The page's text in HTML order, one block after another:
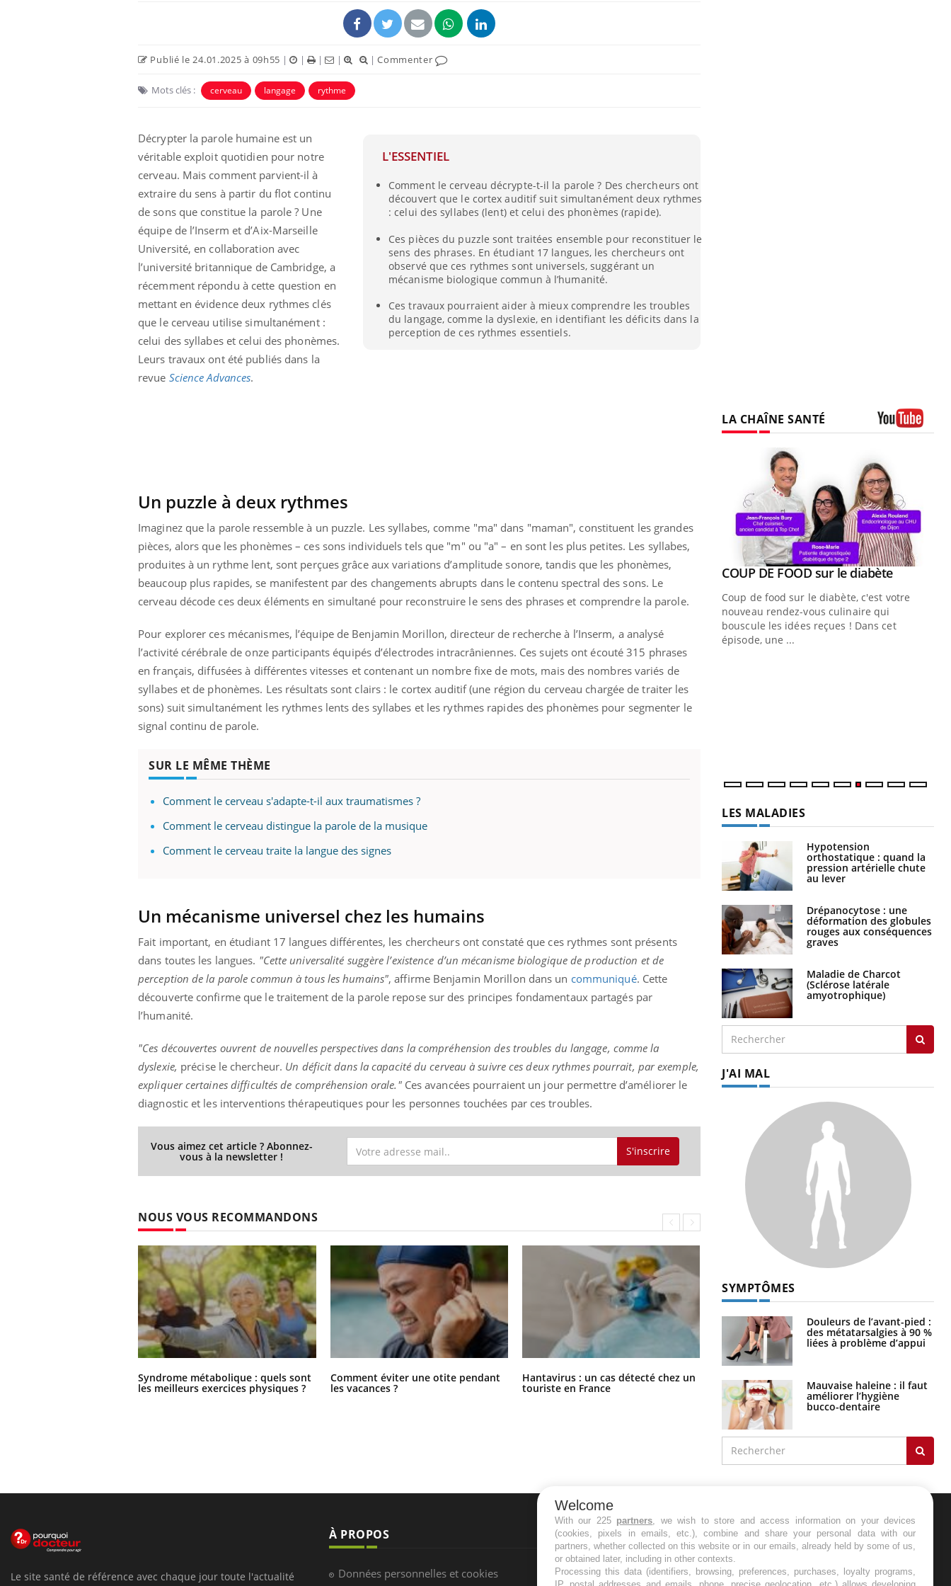
Publié le 24.01.2025 à 09h55 | | | | |Commenter
Mots clés : cerveau langage rythme
L'ESSENTIEL
Comment le cerveau décrypte-t-il la parole ? Des chercheurs ont
découvert que le cortex auditif suit simultanément deux rythmes
: celui des syllabes (lent) et celui des phonèmes (rapide).
Ces pièces du puzzle sont traitées ensemble pour reconstituer le
sens des phrases. En étudiant 17 langues, les chercheurs ont
observé que ces rythmes sont universels, suggérant un
mécanisme biologique commun à l’humanité.
Ces travaux pourraient aider à mieux comprendre les troubles
du langage, comme la dyslexie, en identifiant les déficits dans la
perception de ces rythmes essentiels.
Décrypter la parole humaine est un
véritable exploit quotidien pour notre
cerveau. Mais comment parvient-il à
extraire du sens à partir du flot continu
de sons que constitue la parole ? Une
équipe de l’Inserm et d’Aix-Marseille
Université, en collaboration avec
l’université britannique de Cambridge, a
récemment répondu à cette question en
mettant en évidence deux rythmes clés
que le cerveau utilise simultanément :
celui des syllabes et celui des phonèmes.
Leurs travaux ont été publiés dans la
revue Science Advances.
Un puzzle à deux rythmes
Imaginez que la parole ressemble à un puzzle. Les syllabes, comme "ma" dans "maman", constituent les grandes
pièces, alors que les phonèmes – ces sons individuels tels que "m" ou "a" – en sont les plus petites. Les syllabes,
produites à un rythme lent, sont perçues grâce aux variations d’amplitude sonore, tandis que les phonèmes,
beaucoup plus rapides, se manifestent par des changements abrupts dans le contenu spectral des sons. Le
cerveau décode ces deux éléments en simultané pour reconstruire le sens des phrases et comprendre la parole.
Pour explorer ces mécanismes, l’équipe de Benjamin Morillon, directeur de recherche à l’Inserm, a analysé
l’activité cérébrale de onze participants équipés d’électrodes intracrâniennes. Ces sujets ont écouté 315 phrases
en français, diffusées à différentes vitesses et contenant un nombre fixe de mots, mais des nombres variés de
syllabes et de phonèmes. Les résultats sont clairs : le cortex auditif (une région du cerveau chargée de traiter les
sons) suit simultanément les rythmes lents des syllabes et les rythmes rapides des phonèmes pour segmenter le
signal continu de parole.
SUR LE MÊME THÈME
Comment le cerveau s'adapte-t-il aux traumatismes ?
Comment le cerveau distingue la parole de la musique
Comment le cerveau traite la langue des signes
Un mécanisme universel chez les humains
Fait important, en étudiant 17 langues différentes, les chercheurs ont constaté que ces rythmes sont présents
dans toutes les langues. "Cette universalité suggère l’existence d’un mécanisme biologique de production et de
perception de la parole commun à tous les humains", affirme Benjamin Morillon dans un communiqué. Cette
découverte confirme que le traitement de la parole repose sur des principes fondamentaux partagés par
l’humanité.
"Ces découvertes ouvrent de nouvelles perspectives dans la compréhension des troubles du langage, comme la
dyslexie, précise le chercheur. Un déficit dans la capacité du cerveau à suivre ces deux rythmes pourrait, par exemple,
expliquer certaines difficultés de compréhension orale."Ces avancées pourraient un jour permettre d’améliorer le
diagnostic et les interventions thérapeutiques pour les personnes touchées par ces troubles.
Vous aimez cet article ? Abonnez-
vous à la newsletter ! S'inscrire
NOUS VOUS RECOMMANDONS
Syndrome métabolique : quels sont
les meilleurs exercices physiques ?
Comment éviter une otite pendant
les vacances ?
Hantavirus : un cas détecté chez un
touriste en France s’interroge sur son taux élevé en
France
LA CHAÎNE SANTÉ
Eczéma Chronique des Mains : se
préparer pour l’été !Youtube
soleil, activités en plein air… Nos mains
Youtube
Diabète & Ramadan 2026 Youtube
Le Ramadan approche, et, pour de
nombreuses personnes atteintes de
défis, mais ...
Youtube
Un « jumeau numérique » pour
faciliter l’accès à la médecine
préventiveYoutube
mutualiste innove en matière de bilan de
santé : l'utilisation d'un « jumeau
numérique » permet ...
Youtube
COUP DE FOOD sur le diabèteYoutube
Coup de food sur le diabète, c'est votre
nouveau rendez-vous culinaire qui
bouscule les idées reçues ! Dans cet
épisode, une ...
LES MALADIES
Hypotension
orthostatique : quand la
pression artérielle chute
au lever
Drépanocytose : une
déformation des globules
rouges aux conséquences
graves
Maladie de Charcot
(Sclérose latérale
amyotrophique)
J'AI MAL
SYMPTÔMES
Douleurs de l’avant-pied :
des métatarsalgies à 90 %
liées à problème d’appui
Mauvaise haleine : il faut
améliorer l’hygiène
bucco-dentaire
Le site santé de référence avec chaque jour toute l'actualité
À PROPOS
Données personnelles et cookies
NEWSLETTER
Recevez toutes les semaines les meilleures
infos santé
Welcome
With our 225 partners, we wish to store and access information on your devices
(cookies, pixels in emails, etc.), combine and share your personal data with our
partners, whether collected on this website or in our emails, already held by some of us,
or obtained later, including in other contexts.
Processing this data (identifiers, browsing, preferences, purchases, loyalty programs,